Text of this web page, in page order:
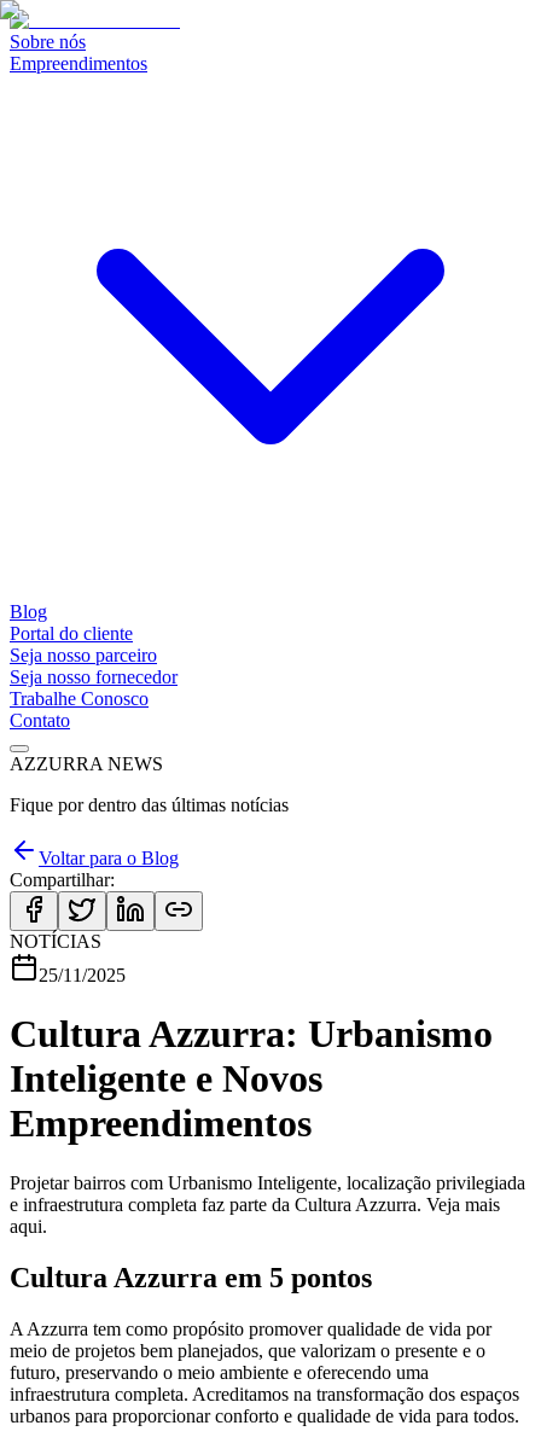
Sobre nós
Empreendimentos
Blog
Portal do cliente
Seja nosso parceiro
Seja nosso fornecedor
Trabalhe Conosco
Contato
AZZURRA NEWS
Fique por dentro das últimas notícias
Voltar para o Blog
Compartilhar:
NOTÍCIAS
25/11/2025
Cultura Azzurra: Urbanismo
Inteligente e Novos
Empreendimentos
Projetar bairros com Urbanismo Inteligente, localização privilegiada
e infraestrutura completa faz parte da Cultura Azzurra. Veja mais
aqui.
Cultura Azzurra em 5 pontos
A Azzurra tem como propósito promover qualidade de vida por
meio de projetos bem planejados, que valorizam o presente e o
futuro, preservando o meio ambiente e oferecendo uma
infraestrutura completa. Acreditamos na transformação dos espaços
urbanos para proporcionar conforto e qualidade de vida para todos.